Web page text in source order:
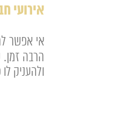
אירועי חברה 2026 – מה נשתנה
ולהעניק